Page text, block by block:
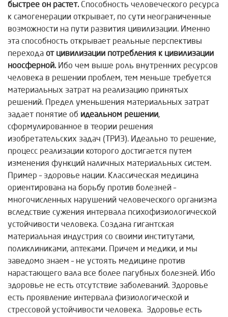
быстрее он растет. Способность человеческого ресурса
к самогенерации открывает, по сути неограниченные
возможности на пути развития цивилизации. Именно
эта способность открывает реальные перспективы
перехода от цивилизации потребления к цивилизации
ноосферной. Ибо чем выше роль внутренних ресурсов
человека в решении проблем, тем меньше требуется
материальных затрат на реализацию принятых
решений. Предел уменьшения материальных затрат
задает понятие об идеальном решении,
сформулированное в теории решения
изобретательских задач (ТРИЗ). Идеально то решение,
процесс реализации которого достигается путем
изменения функций наличных материальных систем.
Пример – здоровье нации. Классическая медицина
ориентирована на борьбу против болезней –
многочисленных нарушений человеческого организма
вследствие сужения интервала психофизиологической
устойчивости человека. Создана гигантская
материальная индустрия со своими институтами,
поликлиниками, аптеками. Причем и медики, и мы
заведомо знаем – не устоять медицине против
нарастающего вала все более пагубных болезней. Ибо
здоровье не есть отсутствие заболеваний. Здоровье
есть проявление интервала физиологической и
стрессовой устойчивости человека. Здоровье есть